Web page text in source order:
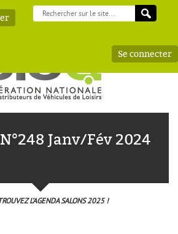
Se connecter
Janv/Fév 2024
L’AGENDA SALONS 2025 !